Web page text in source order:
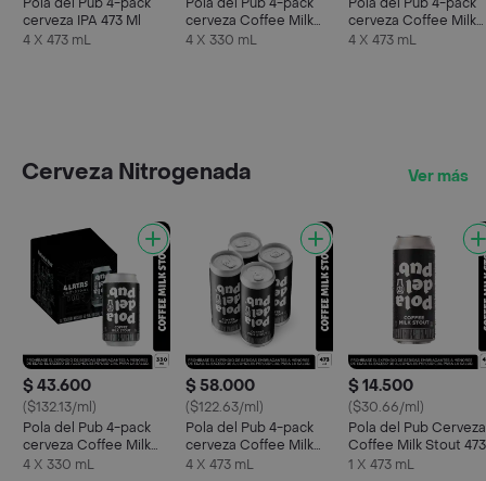
cerveza IPA 473 Ml
4 X 473 mL
cerveza Coffee Milk
Stout 330 Ml
4 X 330 mL
cerveza Coffee Milk
Stout 473 Ml
4 X 473 mL
Cerveza Nitrogenada Ver más
$ 43.600
($132.13/ml)
Pola del Pub 4-pack
cerveza Coffee Milk
Stout 330 Ml
4 X 330 mL
$ 58.000
($122.63/ml)
Pola del Pub 4-pack
cerveza Coffee Milk
Stout 473 Ml
4 X 473 mL
$ 14.500
($30.66/ml)
Pola del Pub Cerveza
Coffee Milk Stout 473
ml
1 X 473 mL